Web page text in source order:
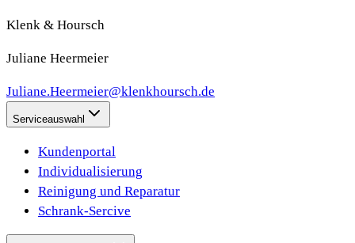
Klenk & Hoursch
Juliane Heermeier
Juliane.Heermeier@klenkhoursch.de
Serviceauswahl
Kundenportal
Individualisierung
Reinigung und Reparatur
Schrank-Sercive